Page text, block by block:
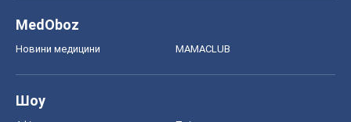
MedOboz
Новини медицини MAMACLUB
Шоу